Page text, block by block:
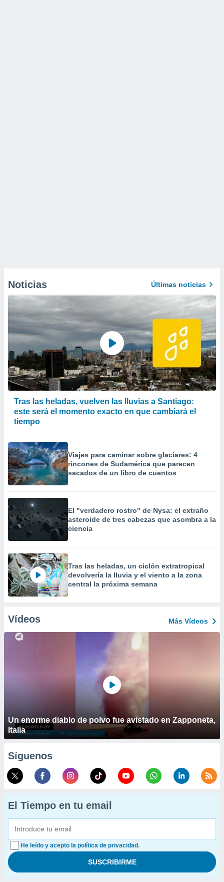
Noticias Últimas noticias
Tras las heladas, vuelven las lluvias a Santiago:
este será el momento exacto en que cambiará el
tiempo
Viajes para caminar sobre glaciares: 4
rincones de Sudamérica que parecen
sacados de un libro de cuentos
El "verdadero rostro" de Nysa: el extraño
asteroide de tres cabezas que asombra a la
ciencia
Tras las heladas, un ciclón extratropical
devolvería la lluvia y el viento a la zona
central la próxima semana
Vídeos Más Vídeos
Un enorme diablo de polvo fue avistado en Zapponeta,
Italia
Síguenos
El Tiempo en tu email
He leído y acepto la política de privacidad.